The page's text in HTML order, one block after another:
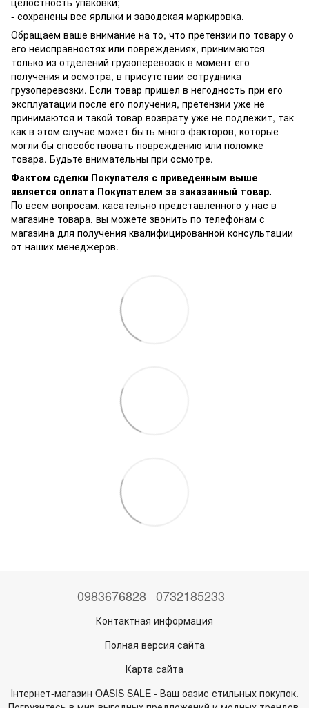
- сохранены все ярлыки и заводская маркировка.
Обращаем ваше внимание на то, что претензии по товару о
его неисправностях или повреждениях, принимаются
только из отделений грузоперевозок в момент его
получения и осмотра, в присутствии сотрудника
грузоперевозки. Если товар пришел в негодность при его
эксплуатации после его получения, претензии уже не
принимаются и такой товар возврату уже не подлежит, так
как в этом случае может быть много факторов, которые
могли бы способствовать повреждению или поломке
товара. Будьте внимательны при осмотре.
Фактом сделки Покупателя с приведенным выше
является оплата Покупателем за заказанный товар.
По всем вопросам, касательно представленного у нас в
магазине товара, вы можете звонить по телефонам с
магазина для получения квалифицированной консультации
от наших менеджеров.
0983676828 0732185233
Контактная информация
Полная версия сайта
Карта сайта
Інтернет-магазин OASIS SALE - Ваш оазис стильных покупок.